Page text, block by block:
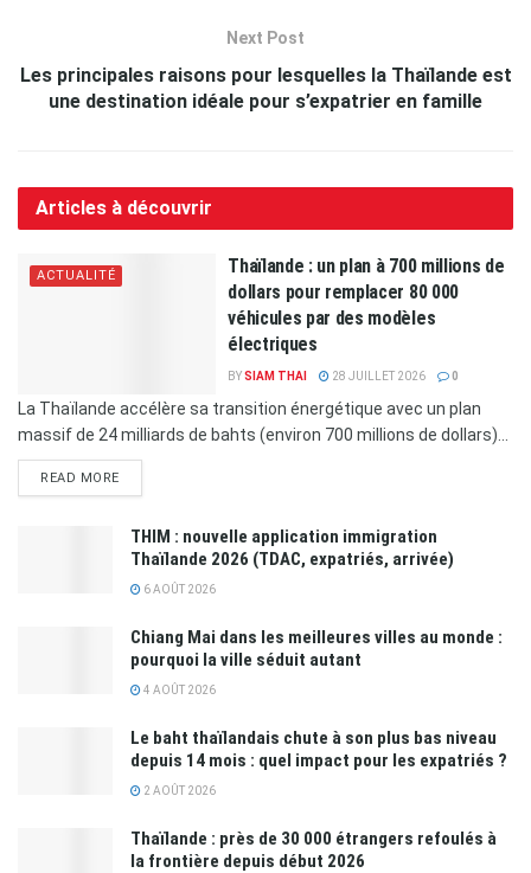
Next Post
Les principales raisons pour lesquelles la Thaïlande est
une destination idéale pour s’expatrier en famille
Articles à découvrir
ACTUALITÉ
Thaïlande : un plan à 700 millions de
dollars pour remplacer 80 000
véhicules par des modèles
électriques
BYSIAM THAI 28 JUILLET 2026 0
La Thaïlande accélère sa transition énergétique avec un plan
massif de 24 milliards de bahts (environ 700 millions de dollars)...
READ MORE
THIM : nouvelle application immigration
Thaïlande 2026 (TDAC, expatriés, arrivée)
6 AOÛT 2026
Chiang Mai dans les meilleures villes au monde :
pourquoi la ville séduit autant
4 AOÛT 2026
Le baht thaïlandais chute à son plus bas niveau
depuis 14 mois : quel impact pour les expatriés ?
2 AOÛT 2026
Thaïlande : près de 30 000 étrangers refoulés à
la frontière depuis début 2026